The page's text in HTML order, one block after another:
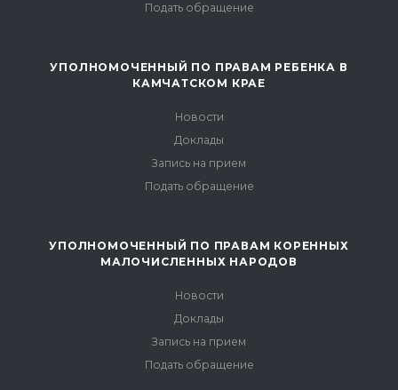
Подать обращение
УПОЛНОМОЧЕННЫЙ ПО ПРАВАМ РЕБЕНКА В
КАМЧАТСКОМ КРАЕ
Новости
Доклады
Запись на прием
Подать обращение
УПОЛНОМОЧЕННЫЙ ПО ПРАВАМ КОРЕННЫХ
МАЛОЧИСЛЕННЫХ НАРОДОВ
Новости
Доклады
Запись на прием
Подать обращение